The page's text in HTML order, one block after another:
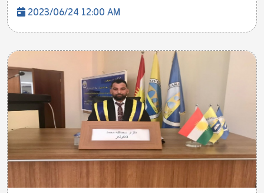
2023/06/24 12:00 AM